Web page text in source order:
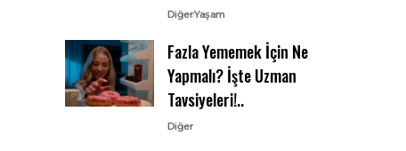
DiğerYaşam
Fazla Yememek İçin Ne
Yapmalı? İşte Uzman
Tavsiyeleri!..
Diğer